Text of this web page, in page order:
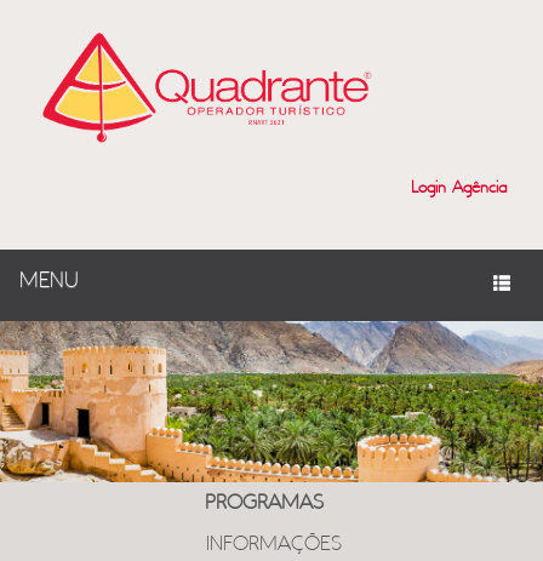
Login Agência
MENU
PROGRAMAS
INFORMAÇÕES